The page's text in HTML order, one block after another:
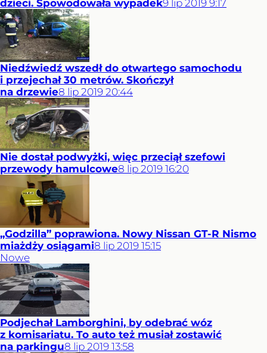
dzieci. Spowodowała wypadek9 lip 2019 9:17
Niedźwiedź wszedł do otwartego samochodu
i przejechał 30 metrów. Skończył
na drzewie8 lip 2019 20:44
Nie dostał podwyżki, więc przeciął szefowi
przewody hamulcowe8 lip 2019 16:20
„Godzilla” poprawiona. Nowy Nissan GT-R Nismo
miażdży osiągami8 lip 2019 15:15
Nowe
Podjechał Lamborghini, by odebrać wóz
z komisariatu. To auto też musiał zostawić
na parkingu8 lip 2019 13:58